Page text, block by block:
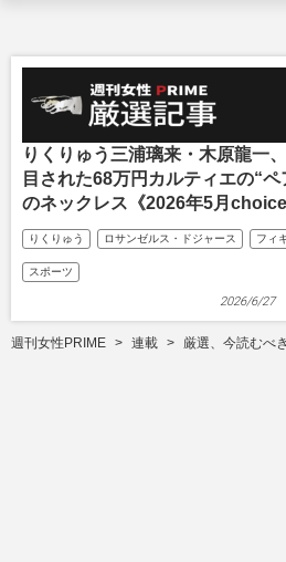
りくりゅう三浦璃来・木原龍一
目された68万円カルティエの“
のネックレス《2026年5月choice
りくりゅう ロサンゼルス・ドジャース フィ
スポーツ
2026/6/27
週刊女性PRIME 連載 厳選、今読むべ